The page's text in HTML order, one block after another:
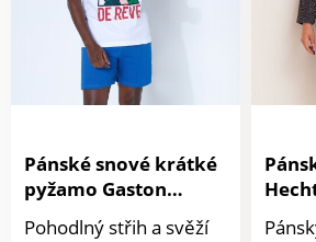
Zaoblený spodní okraj s
rozparky po stranách.
3
nad
Pánské snové krátké
pyžamo Gaston
Lagaffe
Pohodlný střih a svěží